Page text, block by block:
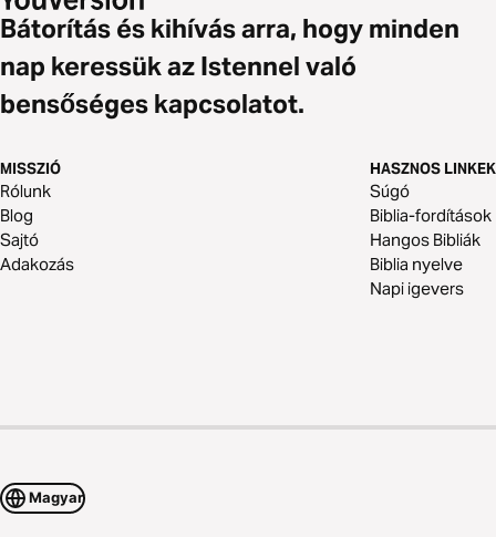
Bátorítás és kihívás arra, hogy minden
nap keressük az Istennel való
bensőséges kapcsolatot.
MISSZIÓ
Rólunk
Blog
Sajtó
Adakozás
HASZNOS LINKEK
Súgó
Biblia-fordítások
Hangos Bibliák
Biblia nyelve
Napi igevers
Magyar